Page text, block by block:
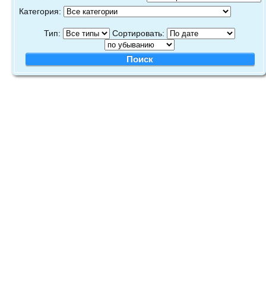
Категория:
Тип: Сортировать: